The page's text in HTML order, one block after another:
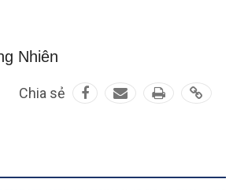
Nhiên
Chia sẻ